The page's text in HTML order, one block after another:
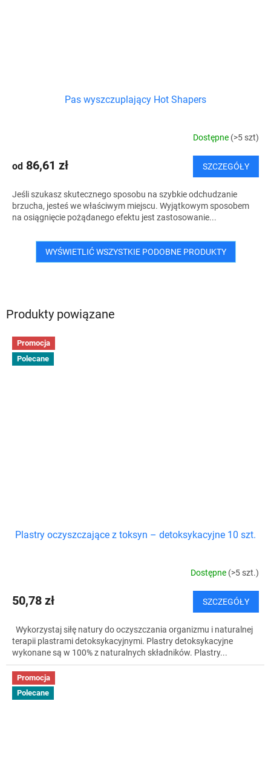
Produkty powiązane
Promocja
Polecane
Plastry oczyszczające z toksyn – detoksykacyjne 10 szt.
Dostępne (>5 szt.)
50,78 zł SZCZEGÓŁY
Wykorzystaj siłę natury do oczyszczania organizmu i naturalnej
terapii plastrami detoksykacyjnymi. Plastry detoksykacyjne
wykonane są w 100% z naturalnych składników. Plastry...
Promocja
Polecane
Pas wyszczuplający Hot Shapers
Dostępne (>5 szt)
od 86,61 zł SZCZEGÓŁY
Jeśli szukasz skutecznego sposobu na szybkie odchudzanie
brzucha, jesteś we właściwym miejscu. Wyjątkowym sposobem
na osiągnięcie pożądanego efektu jest zastosowanie...
WYŚWIETLIĆ WSZYSTKIE PODOBNE PRODUKTY